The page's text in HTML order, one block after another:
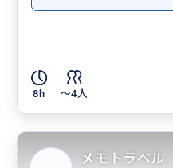
8h 〜4人
メモトラベル